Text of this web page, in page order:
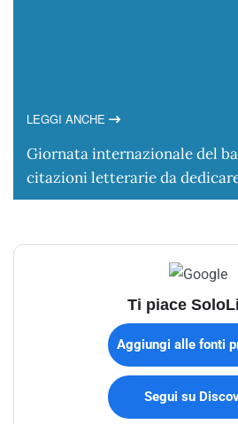
LEGGI ANCHE
Giornata internazionale del
citazioni letterarie da
Ti piace
Aggiungi alle fonti
Segui su